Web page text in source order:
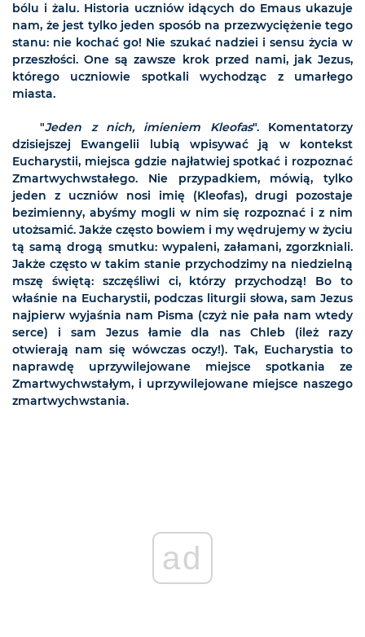
bólu i żalu. Historia uczniów idących do Emaus ukazuje
nam, że jest tylko jeden sposób na przezwyciężenie tego
stanu: nie kochać go! Nie szukać nadziei i sensu życia w
przeszłości. One są zawsze krok przed nami, jak Jezus,
którego uczniowie spotkali wychodząc z umarłego
miasta.
"Jeden z nich, imieniem Kleofas". Komentatorzy
dzisiejszej Ewangelii lubią wpisywać ją w kontekst
Eucharystii, miejsca gdzie najłatwiej spotkać i rozpoznać
Zmartwychwstałego. Nie przypadkiem, mówią, tylko
jeden z uczniów nosi imię (Kleofas), drugi pozostaje
bezimienny, abyśmy mogli w nim się rozpoznać i z nim
utożsamić. Jakże często bowiem i my wędrujemy w życiu
tą samą drogą smutku: wypaleni, załamani, zgorzkniali.
Jakże często w takim stanie przychodzimy na niedzielną
mszę świętą: szczęśliwi ci, którzy przychodzą! Bo to
właśnie na Eucharystii, podczas liturgii słowa, sam Jezus
najpierw wyjaśnia nam Pisma (czyż nie pała nam wtedy
serce) i sam Jezus łamie dla nas Chleb (ileż razy
otwierają nam się wówczas oczy!). Tak, Eucharystia to
naprawdę uprzywilejowane miejsce spotkania ze
Zmartwychwstałym, i uprzywilejowane miejsce naszego
zmartwychwstania.
ad